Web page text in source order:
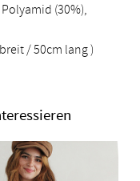
(30%),
/ 50cm lang )